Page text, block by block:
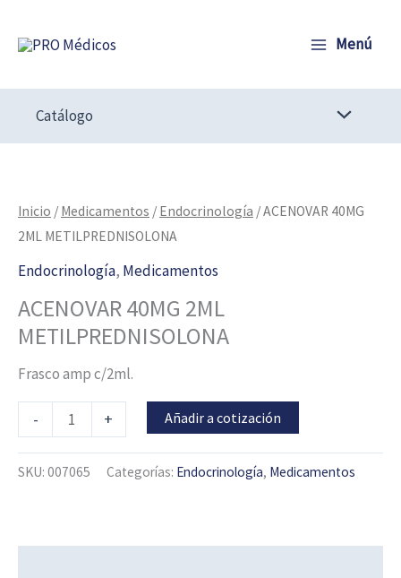
Menú
Catálogo
Inicio / Medicamentos / Endocrinología / ACENOVAR 40MG
2ML METILPREDNISOLONA
Endocrinología, Medicamentos
ACENOVAR 40MG 2ML
METILPREDNISOLONA
Frasco amp c/2ml.
-
2ML
METILPREDNISOLONA
+ Añadir a cotización
SKU: 007065 Categorías: Endocrinología, Medicamentos